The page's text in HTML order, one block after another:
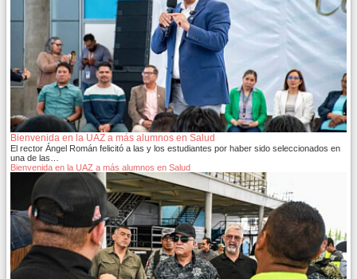
Bienvenida en la UAZ a más alumnos en Salud
El rector Ángel Román felicitó a las y los estudiantes por haber sido seleccionados en
una de las…
Bienvenida en la UAZ a más alumnos en Salud